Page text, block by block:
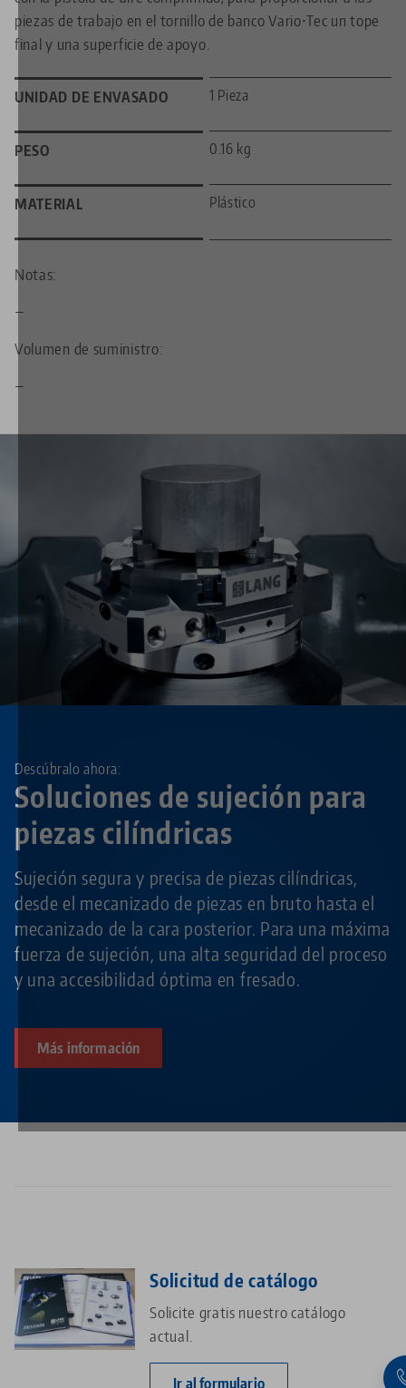
piezas de trabajo en el tornillo de banco Vario•Tec un tope
final y una superficie de apoyo.
UNIDAD DE ENVASADO 1 Pieza
PESO 0.16 kg
MATERIAL Plástico
Notas:
—
Volumen de suministro:
—
Soluciones de sujeción para
piezas cilíndricas
Descúbralo ahora:
Sujeción segura y precisa de piezas cilíndricas,
desde el mecanizado de piezas en bruto hasta el
mecanizado de la cara posterior. Para una máxima
fuerza de sujeción, una alta seguridad del proceso
y una accesibilidad óptima en fresado.
Más información
Solicitud de catálogo
Solicite gratis nuestro catálogo
actual.
Ir al formulario